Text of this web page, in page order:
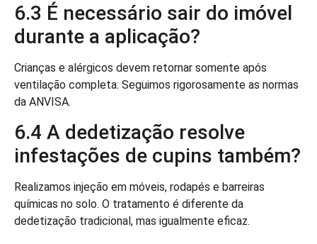
6.3 É necessário sair do imóvel
durante a aplicação?
Crianças e alérgicos devem retornar somente após
ventilação completa. Seguimos rigorosamente as normas
da ANVISA.
6.4 A dedetização resolve
infestações de cupins também?
Realizamos injeção em móveis, rodapés e barreiras
químicas no solo. O tratamento é diferente da
dedetização tradicional, mas igualmente eficaz.